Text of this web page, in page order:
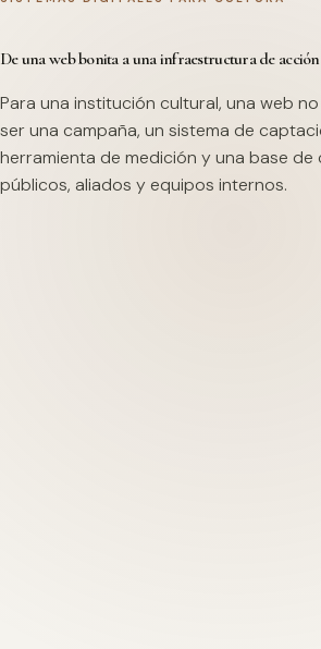
De una web bonita a una infraestructura de
Para una institución cultural, una web
ser una campaña, un sistema de
herramienta de medición y una base
públicos, aliados y equipos internos.